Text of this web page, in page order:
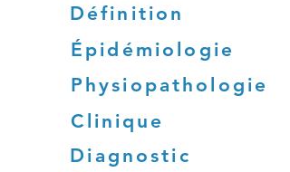
Définition
Épidémiologie
Physiopathologie
Diagnostic
Clinique